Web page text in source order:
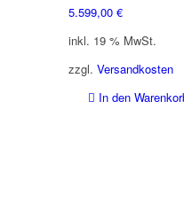
5.599,00 €
inkl. 19 % MwSt.
zzgl. Versandkosten
In den